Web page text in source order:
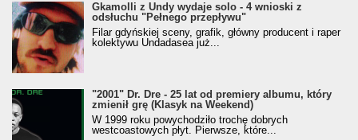
Gkamolli z Undy wydaje solo - 4 wnioski z
odsłuchu "Pełnego przepływu"
Filar gdyńskiej sceny, grafik, główny producent i raper
kolektywu Undadasea już...
"2001" Dr. Dre - 25 lat od premiery albumu, który
zmienił grę (Klasyk na Weekend)
W 1999 roku powychodziło trochę dobrych
westcoastowych płyt. Pierwsze, które...